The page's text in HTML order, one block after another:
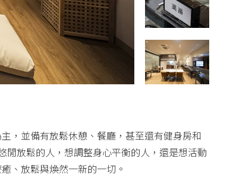
，並備有放鬆休憩、餐廳，甚至還有健身房和
閒放鬆的人，想調整身心平衡的人，還是想活動
、放鬆與煥然一新的一切。